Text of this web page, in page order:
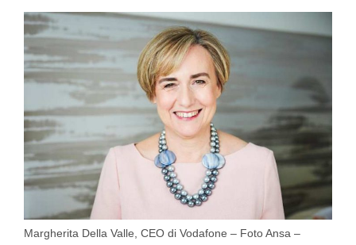
Margherita Della Valle, CEO di Vodafone – Foto Ansa –